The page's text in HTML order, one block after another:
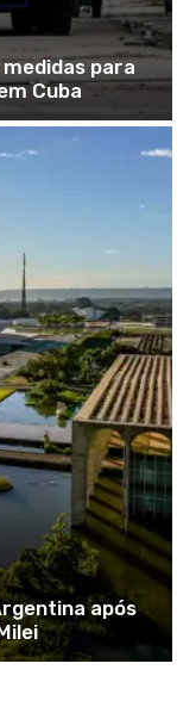
para
Cuba
após